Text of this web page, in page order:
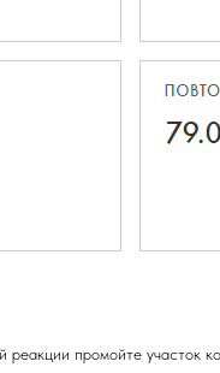
реакции промойте участок